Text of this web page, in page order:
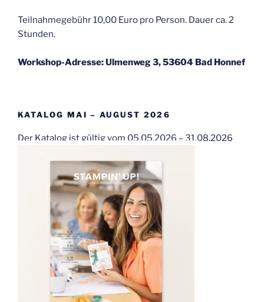
Teilnahmegebühr 10,00 Euro pro Person. Dauer ca. 2
Stunden.
Workshop-Adresse: Ulmenweg 3, 53604 Bad Honnef
KATALOG MAI – AUGUST 2026
Der Katalog ist gültig vom 05.05.2026 – 31.08.2026